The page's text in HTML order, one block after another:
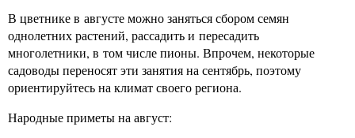
В цветнике в августе можно заняться сбором семян
однолетних растений, рассадить и пересадить
многолетники, в том числе пионы. Впрочем, некоторые
садоводы переносят эти занятия на сентябрь, поэтому
ориентируйтесь на климат своего региона.
Народные приметы на август: